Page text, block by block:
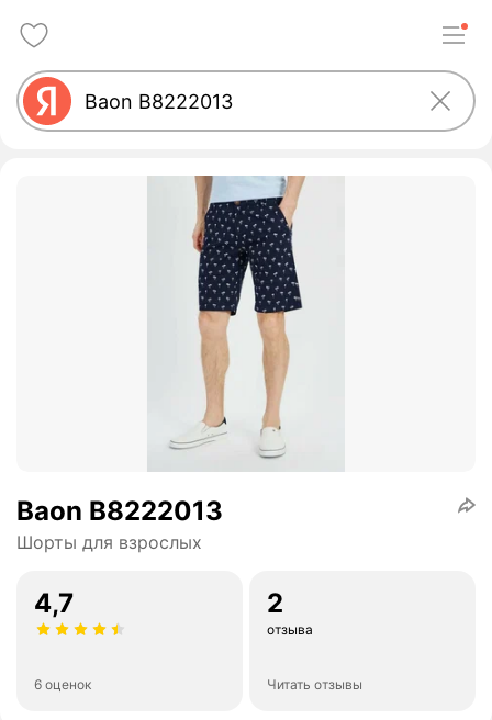
Baon B8222013
Шорты для взрослых
4,7
6 оценок
2
отзыва
Читать отзывы